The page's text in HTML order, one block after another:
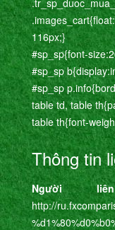
116px;}
#sp_sp{font-
#sp_sp
#sp_sp
table td, table
table th{font-
Thông tin
Người
http://